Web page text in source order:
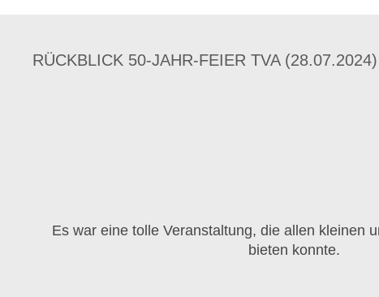
RÜCKBLICK 50-JAHR-FEIER TVA (28.07.2024)
Es war eine tolle Veranstaltung, die allen kleinen
bieten konnte.